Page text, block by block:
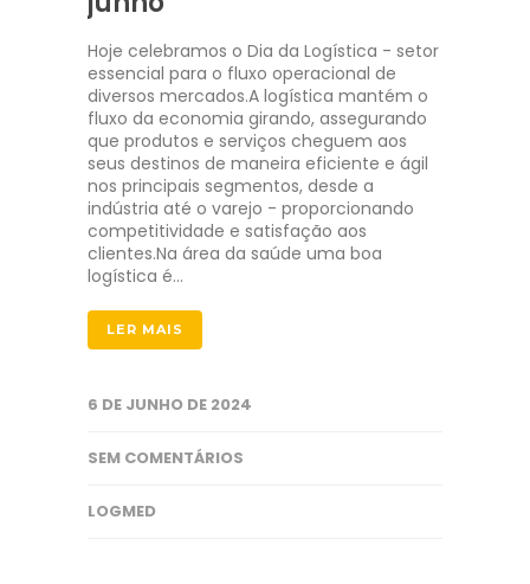
Hoje celebramos o Dia da Logística - setor
essencial para o fluxo operacional de
diversos mercados.A logística mantém o
fluxo da economia girando, assegurando
que produtos e serviços cheguem aos
seus destinos de maneira eficiente e ágil
nos principais segmentos, desde a
indústria até o varejo - proporcionando
competitividade e satisfação aos
clientes.Na área da saúde uma boa
logística é…
LER MAIS
6 DE JUNHO DE 2024
SEM COMENTÁRIOS
LOGMED